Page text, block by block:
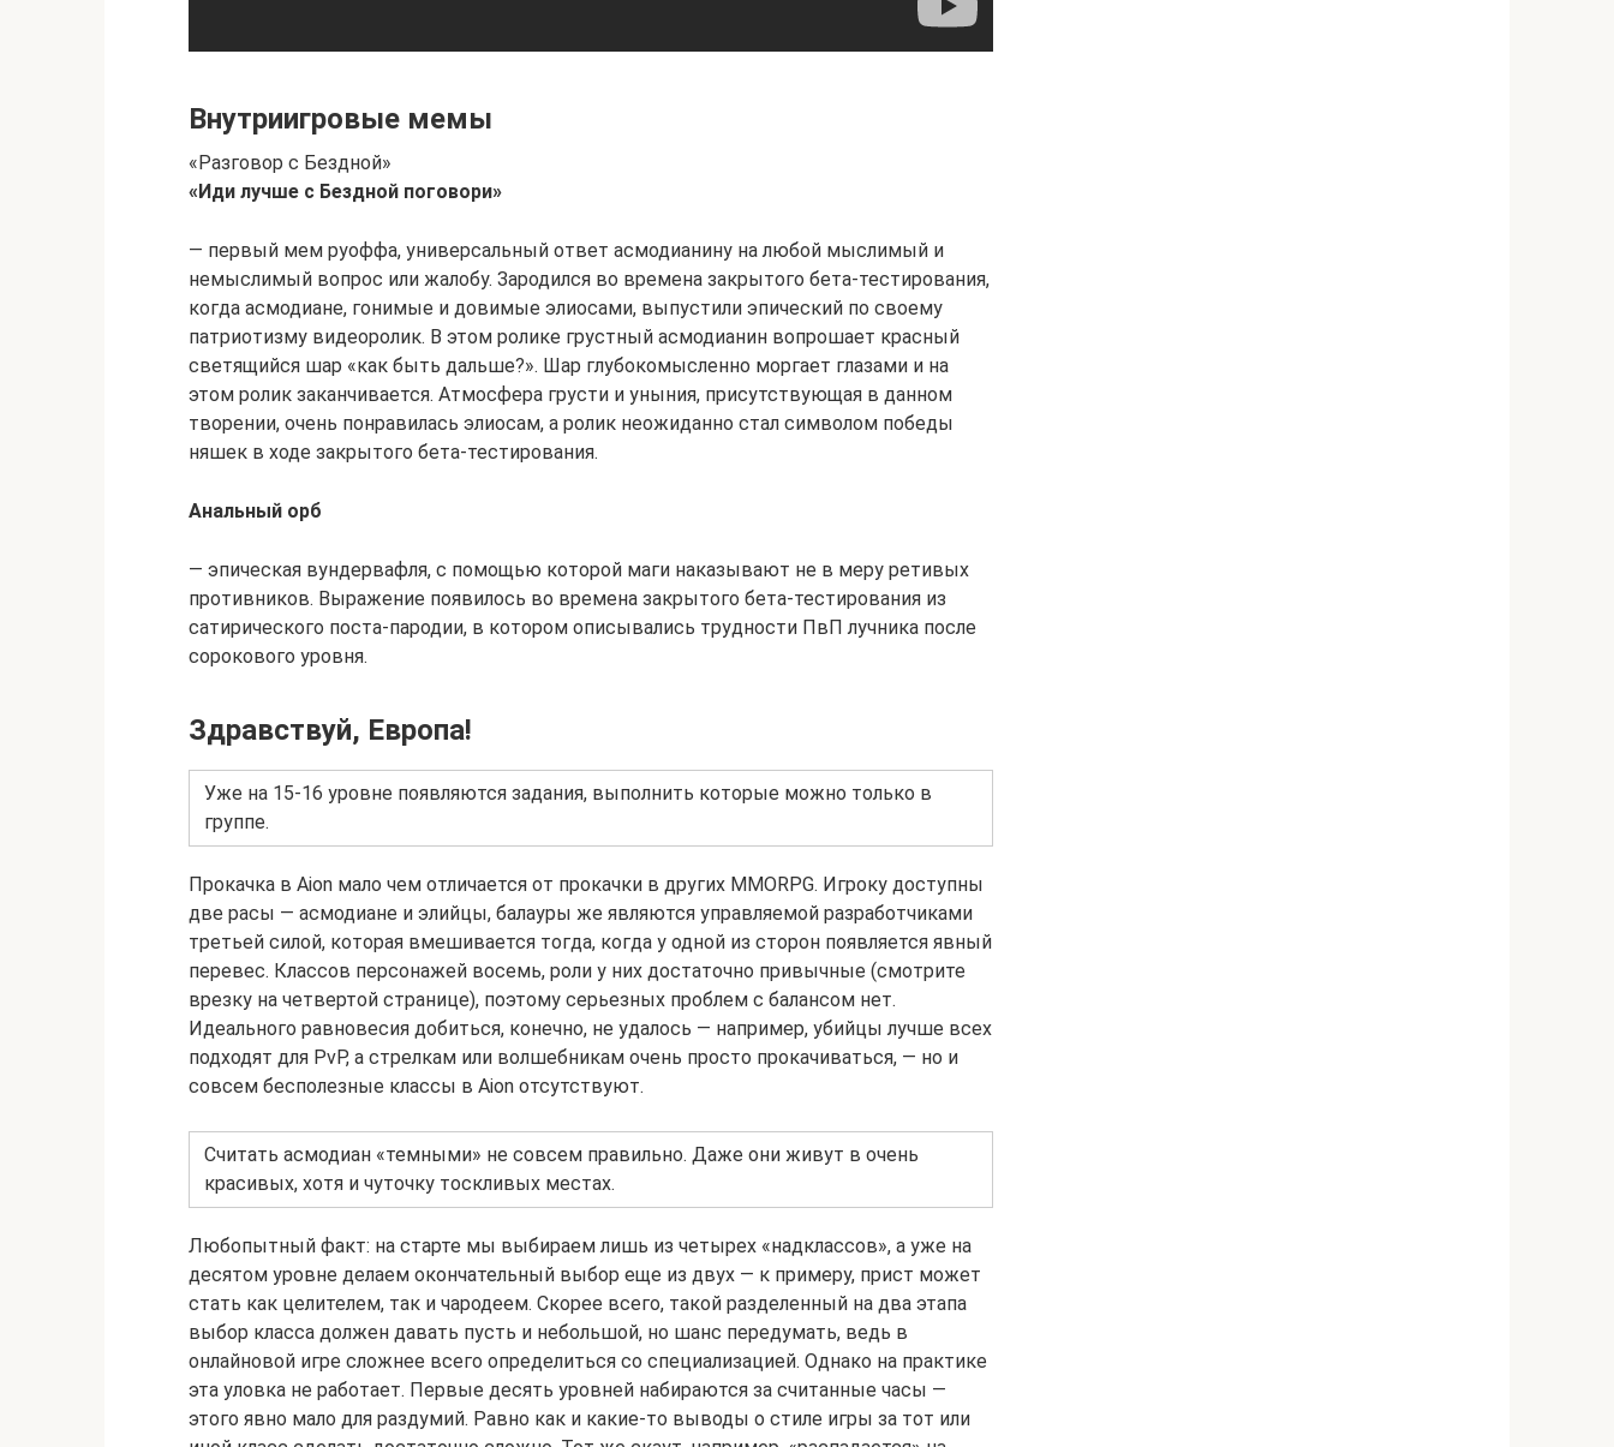
Внутриигровые мемы
«Разговор с Бездной»
«Иди лучше с Бездной поговори»
— первый мем руоффа, универсальный ответ асмодианину на любой мыслимый и
немыслимый вопрос или жалобу. Зародился во времена закрытого бета-тестирования,
когда асмодиане, гонимые и довимые элиосами, выпустили эпический по своему
патриотизму видеоролик. В этом ролике грустный асмодианин вопрошает красный
светящийся шар «как быть дальше?». Шар глубокомысленно моргает глазами и на
этом ролик заканчивается. Атмосфера грусти и уныния, присутствующая в данном
творении, очень понравилась элиосам, а ролик неожиданно стал символом победы
няшек в ходе закрытого бета-тестирования.
Анальный орб
— эпическая вундервафля, с помощью которой маги наказывают не в меру ретивых
противников. Выражение появилось во времена закрытого бета-тестирования из
сатирического поста-пародии, в котором описывались трудности ПвП лучника после
сорокового уровня.
Здравствуй, Европа!
Уже на 15-16 уровне появляются задания, выполнить которые можно только в
группе.
Прокачка в Aion мало чем отличается от прокачки в других MMORPG. Игроку доступны
две расы — асмодиане и элийцы, балауры же являются управляемой разработчиками
третьей силой, которая вмешивается тогда, когда у одной из сторон появляется явный
перевес. Классов персонажей восемь, роли у них достаточно привычные (смотрите
врезку на четвертой странице), поэтому серьезных проблем с балансом нет.
Идеального равновесия добиться, конечно, не удалось — например, убийцы лучше всех
подходят для PvP, а стрелкам или волшебникам очень просто прокачиваться, — но и
совсем бесполезные классы в Aion отсутствуют.
Считать асмодиан «темными» не совсем правильно. Даже они живут в очень
красивых, хотя и чуточку тоскливых местах.
Любопытный факт: на старте мы выбираем лишь из четырех «надклассов», а уже на
десятом уровне делаем окончательный выбор еще из двух — к примеру, прист может
стать как целителем, так и чародеем. Скорее всего, такой разделенный на два этапа
выбор класса должен давать пусть и небольшой, но шанс передумать, ведь в
онлайновой игре сложнее всего определиться со специализацией. Однако на практике
эта уловка не работает. Первые десять уровней набираются за считанные часы —
этого явно мало для раздумий. Равно как и какие-то выводы о стиле игры за тот или